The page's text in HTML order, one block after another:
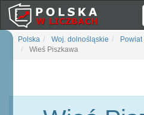
Polska Woj. dolnośląskie
Wieś Piszkawa